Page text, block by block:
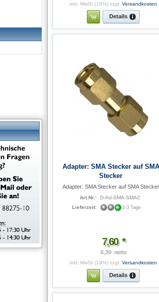
inkl. MwSt (19%) zzgl.Versandkosten
Details
Adapter: SMA Stecker auf SMA
Stecker
Adapter: SMA Stecker auf SMA Stecker
Art.Nr.:
D-Ad-SMA-SMA2
Lieferzeit:
2-3 Tage
7,60*
6,39  netto
inkl. MwSt (19%) zzgl.Versandkosten
Details